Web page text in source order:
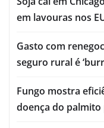
em lavouras nos
Gasto com
seguro rural é
Fungo mostra
doença do palmito